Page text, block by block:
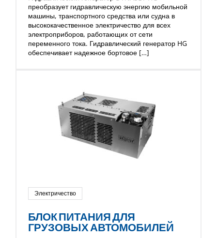
преобразует гидравлическую энергию мобильной
машины, транспортного средства или судна в
высококачественное электричество для всех
электроприборов, работающих от сети
переменного тока. Гидравлический генератор HG
обеспечивает надежное бортовое […]
Электричество
БЛОК ПИТАНИЯ ДЛЯ
ГРУЗОВЫХ АВТОМОБИЛЕЙ